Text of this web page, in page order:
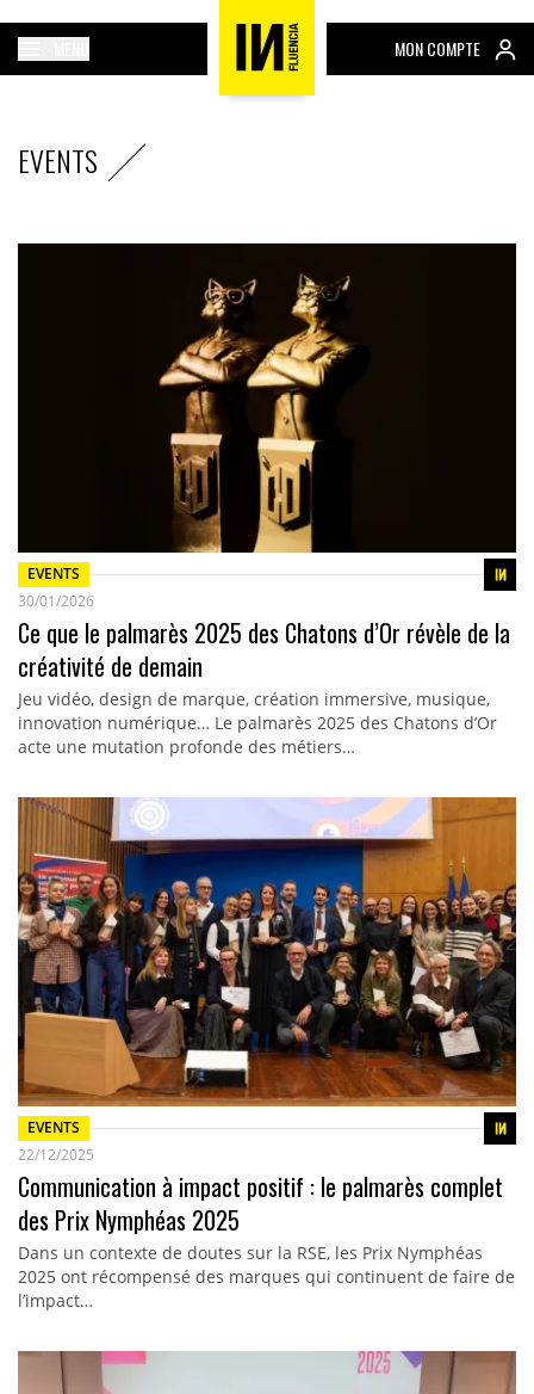
MON COMPTE
EVENTS
EVENTS
30/01/2026
Ce que le palmarès 2025 des Chatons d’Or révèle de la
créativité de demain
Jeu vidéo, design de marque, création immersive, musique,
innovation numérique… Le palmarès 2025 des Chatons d’Or
acte une mutation profonde des métiers…
EVENTS
22/12/2025
Communication à impact positif : le palmarès complet
des Prix Nymphéas 2025
Dans un contexte de doutes sur la RSE, les Prix Nymphéas
2025 ont récompensé des marques qui continuent de faire de
l’impact…